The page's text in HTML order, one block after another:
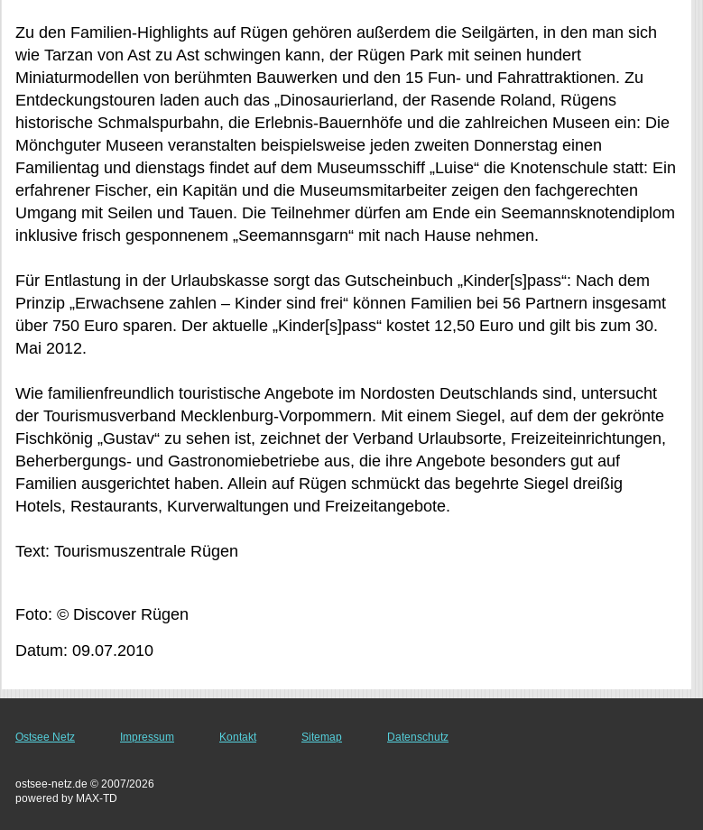
Zu den Familien-Highlights auf Rügen gehören außerdem die Seilgärten, in den man sich
wie Tarzan von Ast zu Ast schwingen kann, der Rügen Park mit seinen hundert
Miniaturmodellen von berühmten Bauwerken und den 15 Fun- und Fahrattraktionen. Zu
Entdeckungstouren laden auch das „Dinosaurierland, der Rasende Roland, Rügens
historische Schmalspurbahn, die Erlebnis-Bauernhöfe und die zahlreichen Museen ein: Die
Mönchguter Museen veranstalten beispielsweise jeden zweiten Donnerstag einen
Familientag und dienstags findet auf dem Museumsschiff „Luise“ die Knotenschule statt: Ein
erfahrener Fischer, ein Kapitän und die Museumsmitarbeiter zeigen den fachgerechten
Umgang mit Seilen und Tauen. Die Teilnehmer dürfen am Ende ein Seemannsknotendiplom
inklusive frisch gesponnenem „Seemannsgarn“ mit nach Hause nehmen.
Für Entlastung in der Urlaubskasse sorgt das Gutscheinbuch „Kinder[s]pass“: Nach dem
Prinzip „Erwachsene zahlen – Kinder sind frei“ können Familien bei 56 Partnern insgesamt
über 750 Euro sparen. Der aktuelle „Kinder[s]pass“ kostet 12,50 Euro und gilt bis zum 30.
Mai 2012.
Wie familienfreundlich touristische Angebote im Nordosten Deutschlands sind, untersucht
der Tourismusverband Mecklenburg-Vorpommern. Mit einem Siegel, auf dem der gekrönte
Fischkönig „Gustav“ zu sehen ist, zeichnet der Verband Urlaubsorte, Freizeiteinrichtungen,
Beherbergungs- und Gastronomiebetriebe aus, die ihre Angebote besonders gut auf
Familien ausgerichtet haben. Allein auf Rügen schmückt das begehrte Siegel dreißig
Hotels, Restaurants, Kurverwaltungen und Freizeitangebote.
Text: Tourismuszentrale Rügen
Foto: © Discover Rügen
Datum: 09.07.2010
Ostsee Netz Impressum Kontakt Sitemap Datenschutz
ostsee-netz.de © 2007/2026
powered by MAX-TD